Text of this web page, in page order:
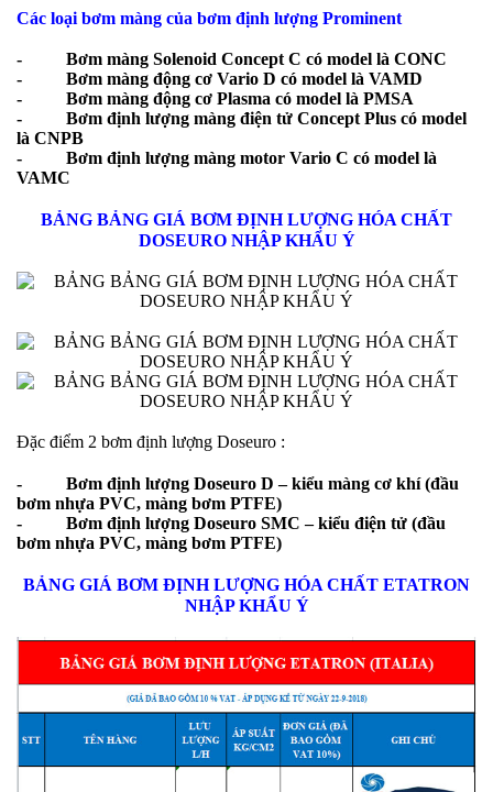
Các loại bơm màng của bơm định lượng Prominent
- Bơm màng Solenoid Concept C có model là CONC
- Bơm màng động cơ Vario D có model là VAMD
- Bơm màng động cơ Plasma có model là PMSA
- Bơm định lượng màng điện tử Concept Plus có model
là CNPB
- Bơm định lượng màng motor Vario C có model là
VAMC
BẢNG BẢNG GIÁ BƠM ĐỊNH LƯỢNG HÓA CHẤT
DOSEURO NHẬP KHẨU Ý
Đặc điểm 2 bơm định lượng Doseuro :
- Bơm định lượng Doseuro D – kiểu màng cơ khí (đầu
bơm nhựa PVC, màng bơm PTFE)
- Bơm định lượng Doseuro SMC – kiểu điện tử (đầu
bơm nhựa PVC, màng bơm PTFE)
BẢNG GIÁ BƠM ĐỊNH LƯỢNG HÓA CHẤT ETATRON
NHẬP KHẨU Ý